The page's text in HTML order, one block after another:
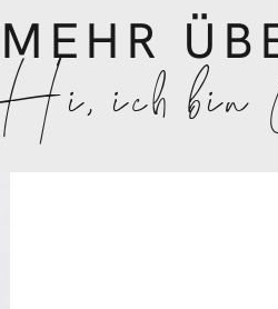
MEHR
Hi, ich bin